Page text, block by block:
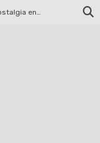
Syot abraza la nostalgia en «Blame», el primer adelanto de su EP debut